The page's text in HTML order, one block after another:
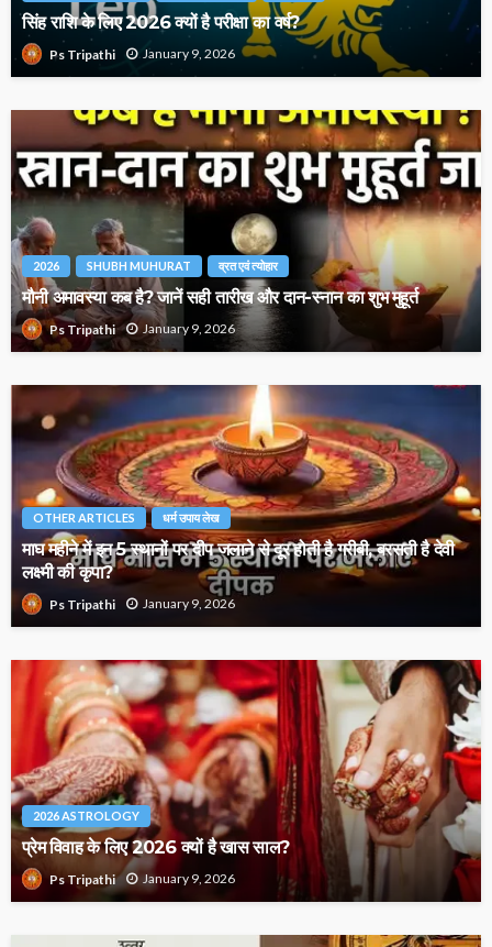
सिंह राशि के लिए 2026 क्यों है परीक्षा का वर्ष?
Ps Tripathi January 9, 2026
2026 SHUBH MUHURAT व्रत एवं त्योहार
मौनी अमावस्या कब है? जानें सही तारीख और दान-स्नान का शुभ मुहूर्त
Ps Tripathi January 9, 2026
OTHER ARTICLES धर्म उपाय लेख
माघ महीने में इन 5 स्थानों पर दीप जलाने से दूर होती है गरीबी, बरसती है देवी
लक्ष्मी की कृपा?
Ps Tripathi January 9, 2026
2026 ASTROLOGY
प्रेम विवाह के लिए 2026 क्यों है खास साल?
Ps Tripathi January 9, 2026